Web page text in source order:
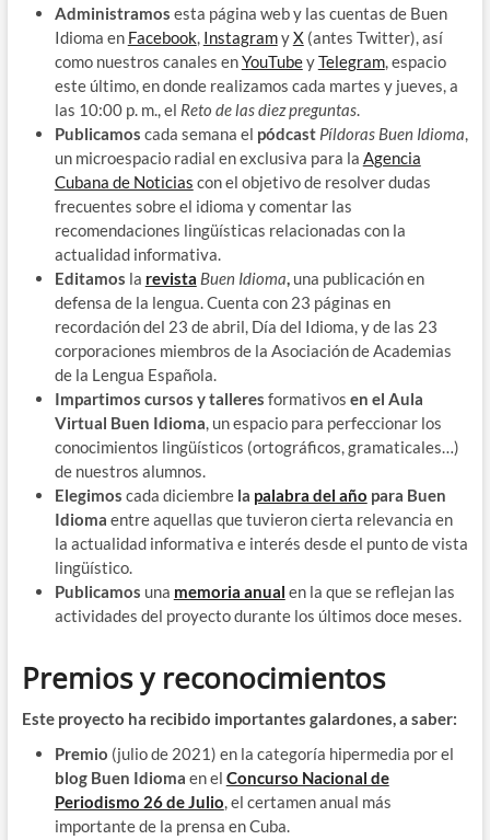
Administramos esta página web y las cuentas de Buen
Idioma en Facebook, InstagramyX(antes Twitter), así
como nuestros canales enYouTubeyTelegram, espacio
este último, en donde realizamos cada martes y jueves, a
las 10:00 p. m., el Reto de las diez preguntas.
Publicamos cada semana el pódcast Píldoras Buen Idioma,
un microespacio radial en exclusiva para la Agencia
Cubana de Noticias con el objetivo de resolver dudas
frecuentes sobre el idioma y comentar las
recomendaciones lingüísticas relacionadas con la
actualidad informativa.
Editamos la revista Buen Idioma, una publicación en
defensa de la lengua. Cuenta con 23 páginas en
recordación del 23 de abril, Día del Idioma, y de las 23
corporaciones miembros de la Asociación de Academias
de la Lengua Española.
Impartimos cursos y talleres formativos en el Aula
Virtual Buen Idioma, un espacio para perfeccionar los
conocimientos lingüísticos (ortográficos, gramaticales…)
de nuestros alumnos.
Elegimos cada diciembre la palabra del año para Buen
Idioma entre aquellas que tuvieron cierta relevancia en
la actualidad informativa e interés desde el punto de vista
lingüístico.
Publicamos una memoria anual en la que se reflejan las
actividades del proyecto durante los últimos doce meses.
Premios y reconocimientos
Este proyecto ha recibido importantes galardones, a saber:
Premio (julio de 2021) en la categoría hipermedia por el
blog Buen Idioma en el Concurso Nacional de
Periodismo 26 de Julio, el certamen anual más
importante de la prensa en Cuba.